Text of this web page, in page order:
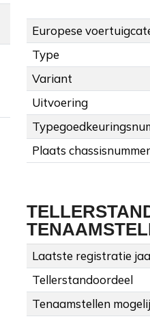
Europese
Type
Variant
Uitvoering
Plaats chassisnummer
Laatste registratie
Tellerstandoordeel
Tenaamstellen